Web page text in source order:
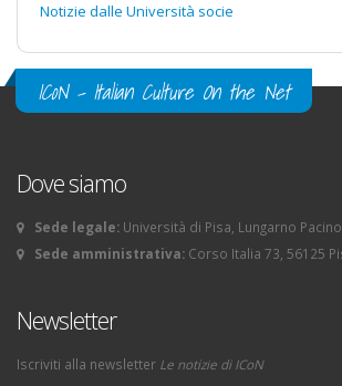
Notizie dalle Università socie
ICoN - Italian Culture On the Net
Dove siamo
Sede legale: Università di Pisa, Lungarno
Sede amministrativa: Corso Italia 73, 56125
Newsletter
Iscriviti alla newsletter Le notizie di ICoN